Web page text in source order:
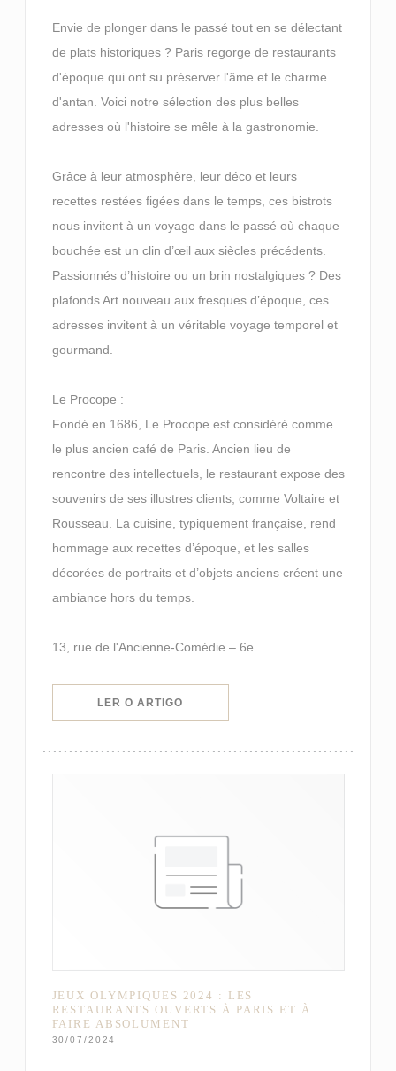
Envie de plonger dans le passé tout en se délectant
de plats historiques ? Paris regorge de restaurants
d'époque qui ont su préserver l'âme et le charme
d'antan. Voici notre sélection des plus belles
adresses où l'histoire se mêle à la gastronomie.
Grâce à leur atmosphère, leur déco et leurs
recettes restées figées dans le temps, ces bistrots
nous invitent à un voyage dans le passé où chaque
bouchée est un clin d’œil aux siècles précédents.
Passionnés d’histoire ou un brin nostalgiques ? Des
plafonds Art nouveau aux fresques d’époque, ces
adresses invitent à un véritable voyage temporel et
gourmand.
Le Procope :
Fondé en 1686, Le Procope est considéré comme
le plus ancien café de Paris. Ancien lieu de
rencontre des intellectuels, le restaurant expose des
souvenirs de ses illustres clients, comme Voltaire et
Rousseau. La cuisine, typiquement française, rend
hommage aux recettes d’époque, et les salles
décorées de portraits et d’objets anciens créent une
ambiance hors du temps.
13, rue de l'Ancienne-Comédie – 6e
LER O ARTIGO
JEUX OLYMPIQUES 2024 : LES
RESTAURANTS OUVERTS À PARIS ET À
FAIRE ABSOLUMENT
30/07/2024